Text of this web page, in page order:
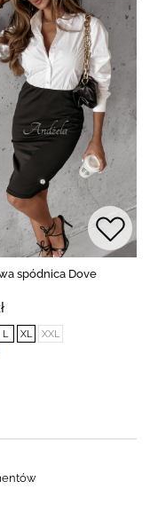
spódnica Dove
L XL XXL